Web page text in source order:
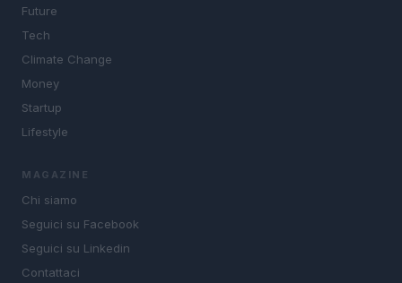
Future
Tech
Climate Change
Money
Startup
Lifestyle
MAGAZINE
Chi siamo
Seguici su Facebook
Seguici su Linkedin
Contattaci